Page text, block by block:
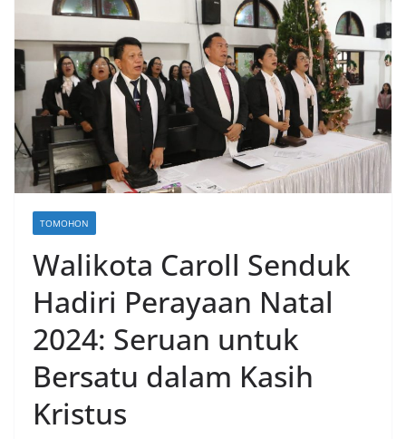
TOMOHON
Walikota Caroll Senduk
Hadiri Perayaan Natal
2024: Seruan untuk
Bersatu dalam Kasih
Kristus